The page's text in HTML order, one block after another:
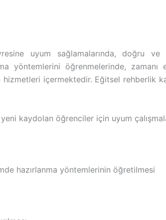
uyum sağlamalarında, doğru
yöntemlerini öğrenmelerinde,
içermektedir. Eğitsel rehberlik
kaydolan öğrenciler için uyum
hazırlanma yöntemlerinin öğretilmesi